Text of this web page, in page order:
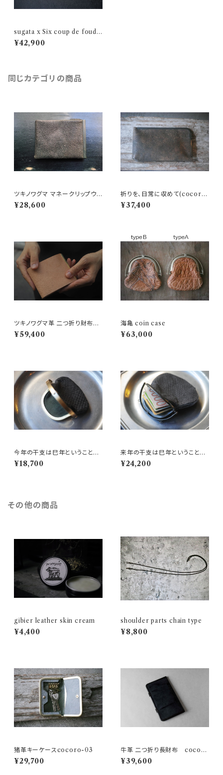
sugata x Six coup de foudr
e のコラボ第二弾『三つ折り財
布』C
¥42,900
同じカテゴリの商品
ツキノワグマ マネークリップウｵ
レット cocoro-09B
¥28,600
祈りを、日常に収めて(cocoro
-22ヒグマ革 L字財布)
¥37,400
ツキノワグマ革 二つ折り財布
『納める収まる』 Sugata× Six c
oup de foudre
¥59,400
海亀 coin case
¥63,000
今年の干支は巳年ということ
で。。。coin case(SHC-74)Co
stcoのアトランティックサーモ
¥18,700
来年の干支は巳年ということ
で。。。 mini wallet(SHC-83)
Costcoのアトランティックサー
¥24,200
その他の商品
gibier leather skin cream
¥4,400
shoulder parts chain type
¥8,800
猪革キーケースcocoro-03
¥29,700
牛革 二つ折り長財布 cocoro
-04
¥39,600